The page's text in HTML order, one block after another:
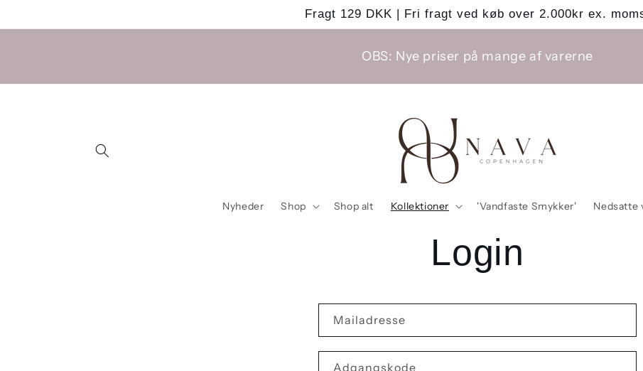
Fragt 129 DKK | Fri fragt ved køb over 2.000kr ex.
OBS: Nye priser på mange af varerne
Nyheder Shop Shop alt Kollektioner 'Vandfaste Smykker' Nedsatte
Login
Mailadresse
Adgangskode